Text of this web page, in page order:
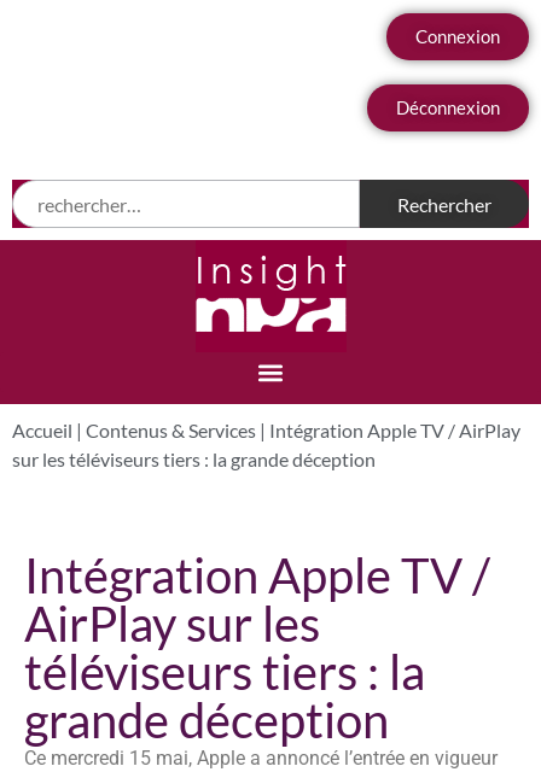
Connexion
Déconnexion
Accueil | Contenus & Services | Intégration Apple TV / AirPlay
sur les téléviseurs tiers : la grande déception
Intégration Apple TV /
AirPlay sur les
téléviseurs tiers : la
grande déception
Ce mercredi 15 mai, Apple a annoncé l’entrée en vigueur